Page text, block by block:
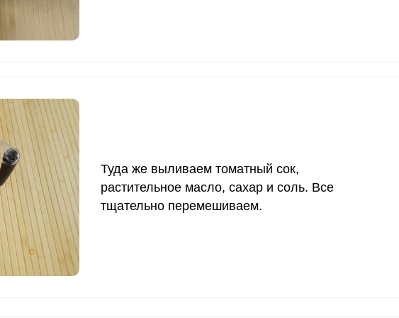
Туда же выливаем томатный сок,
растительное масло, сахар и соль. Все
тщательно перемешиваем.